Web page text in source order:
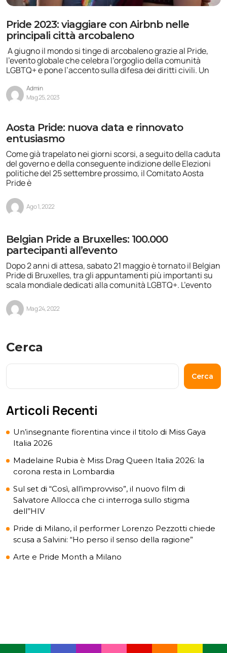
Pride 2023: viaggiare con Airbnb nelle
principali città arcobaleno
A giugno il mondo si tinge di arcobaleno grazie al Pride,
l’evento globale che celebra l’orgoglio della comunità
LGBTQ+ e pone l’accento sulla difesa dei diritti civili. Un
Admin
Mag 25, 2023
Aosta Pride: nuova data e rinnovato
entusiasmo
Come già trapelato nei giorni scorsi, a seguito della caduta
del governo e della conseguente indizione delle Elezioni
politiche del 25 settembre prossimo, il Comitato Aosta
Pride è
Ago 1, 2022
Belgian Pride a Bruxelles: 100.000
partecipanti all’evento
Dopo 2 anni di attesa, sabato 21 maggio è tornato il Belgian
Pride di Bruxelles, tra gli appuntamenti più importanti su
scala mondiale dedicati alla comunità LGBTQ+. L’evento
Mag 24, 2022
Cerca
Cerca
Articoli Recenti
Un’insegnante fiorentina vince il titolo di Miss Gaya
Italia 2026
Madelaine Rubia è Miss Drag Queen Italia 2026: la
corona resta in Lombardia
Sul set di “Così, all’improvviso”, il nuovo film di
Salvatore Allocca che ci interroga sullo stigma
dell’’HIV
Pride di Milano, il performer Lorenzo Pezzotti chiede
scusa a Salvini: “Ho perso il senso della ragione”
Arte e Pride Month a Milano